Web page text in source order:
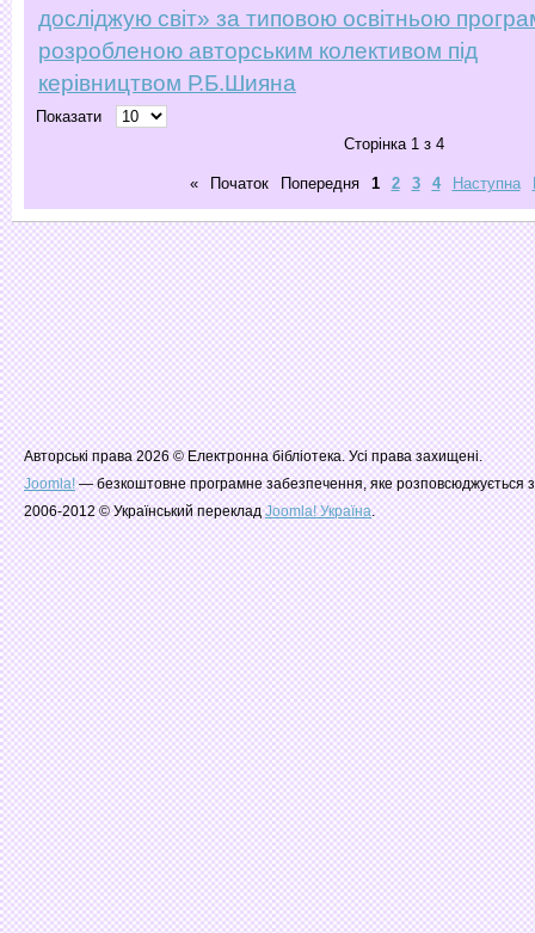
досліджую світ» за типовою освітньою
розробленою авторським колективом під
керівництвом Р.Б.Шияна
Показати
Сторінка 1 з 4
« Початок Попередня 1 2 3 4 Наступна
Авторські права 2026 © Електронна бібліотека. Усі права захищені.
Joomla!— безкоштовне програмне забезпечення, яке розповсюджується
2006-2012 © Український перекладJoomla! Україна.